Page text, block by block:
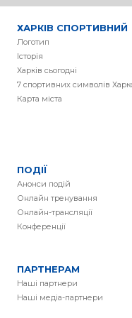
ХАРКІВ СПОРТИВНИЙ
Логотип
Історія
Харків сьогодні
7 спортивних символів
Карта міста
ПОДІЇ
Анонси подій
Онлайн тренування
Онлайн-трансляції
Конференції
ПАРТНЕРАМ
Наші партнери
Наші медіа-партнери